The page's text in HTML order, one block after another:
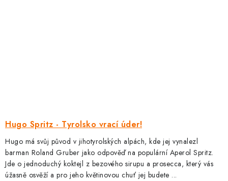
Hugo Spritz - Tyrolsko vrací úder!
Hugo má svůj původ v jihotyrolských alpách, kde jej vynalezl
barman Roland Gruber jako odpověď na populární Aperol Spritz.
Jde o jednoduchý koktejl z bezového sirupu a prosecca, který vás
úžasně osvěží a pro jeho květinovou chuť jej budete ...